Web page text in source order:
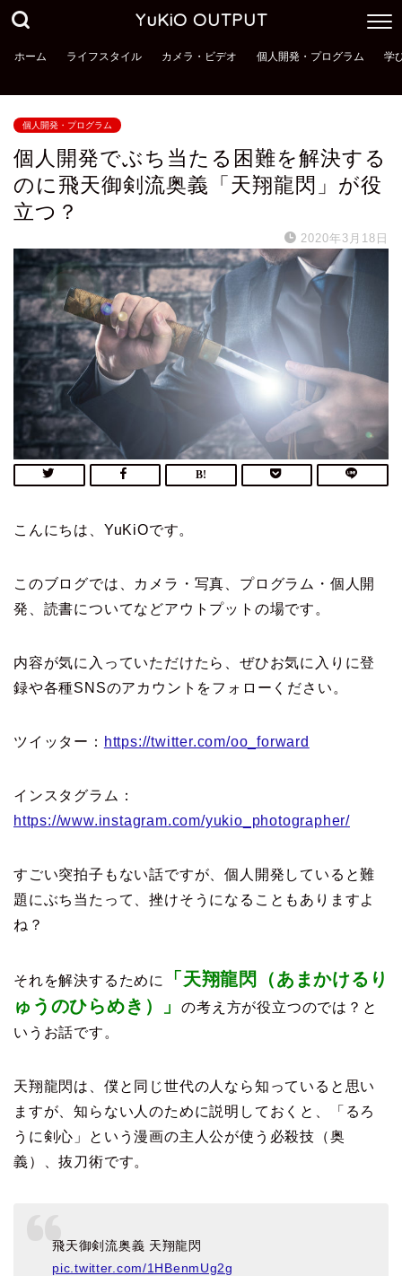
YuKiO OUTPUT
ホーム ライフスタイル カメラ・ビデオ 個人開発・プログラム 学
個人開発・プログラム
個人開発でぶち当たる困難を解決する
のに飛天御剣流奥義「天翔龍閃」が役
立つ？
2020年3月18日
こんにちは、YuKiOです。
このブログでは、カメラ・写真、プログラム・個人開
発、読書についてなどアウトプットの場です。
内容が気に入っていただけたら、ぜひお気に入りに登
録や各種SNSのアカウントをフォローください。
ツイッター： https://twitter.com/oo_forward
インスタグラム：
https://www.instagram.com/yukio_photographer/
すごい突拍子もない話ですが、個人開発していると難
題にぶち当たって、挫けそうになることもありますよ
ね？
それを解決するために
「天翔龍閃（あまかけるり
ゅうのひらめき）」の考え方が役立つのでは？と
いうお話です。
天翔龍閃は、僕と同じ世代の人なら知っていると思い
ますが、知らない人のために説明しておくと、「るろ
うに剣心」という漫画の主人公が使う必殺技（奥
義）、抜刀術です。
飛天御剣流奥義 天翔龍閃
pic.twitter.com/1HBenmUg2g